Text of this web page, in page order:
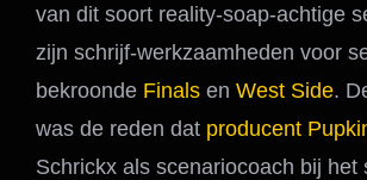
van dit soort reality-soap-achtige
zijn schrijf-werkzaamheden voor
bekroonde Finals en West Side.
was de reden dat producent
Schrickx als scenariocoach bij het